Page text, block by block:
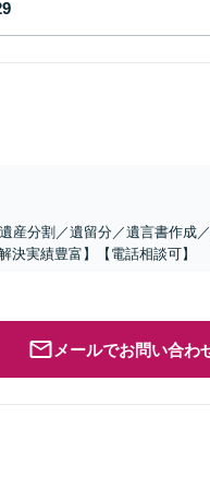
産分割／遺留分／遺言書作成
実績豊富】【電話相談可】
メールでお問い合わ